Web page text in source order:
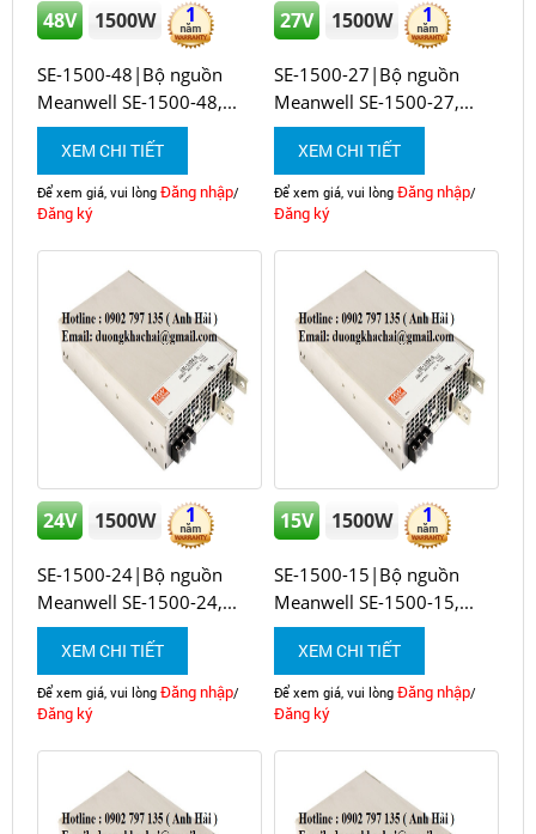
48V 1500W 1
SE-1500-48|Bộ nguồn
Meanwell SE-1500-48,...
XEM CHI TIẾT
Để xem giá, vui lòng Đăng nhập/
Đăng ký
27V 1500W 1
SE-1500-27|Bộ nguồn
Meanwell SE-1500-27,...
XEM CHI TIẾT
Để xem giá, vui lòng Đăng nhập/
Đăng ký
24V 1500W 1
SE-1500-24|Bộ nguồn
Meanwell SE-1500-24,...
XEM CHI TIẾT
Để xem giá, vui lòng Đăng nhập/
Đăng ký
15V 1500W 1
SE-1500-15|Bộ nguồn
Meanwell SE-1500-15,...
XEM CHI TIẾT
Để xem giá, vui lòng Đăng nhập/
Đăng ký